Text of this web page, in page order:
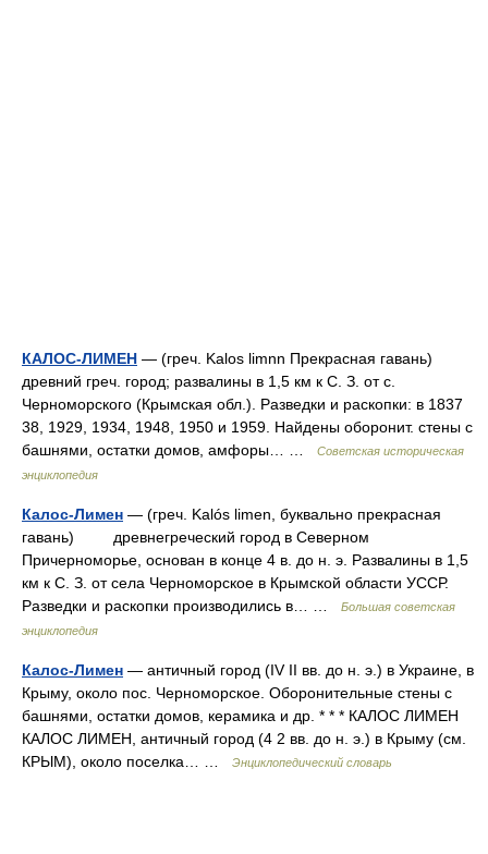
КАЛОС-ЛИМЕН — (греч. Kalos limnn Прекрасная гавань)
древний греч. город; развалины в 1,5 км к С. З. от с.
Черноморского (Крымская обл.). Разведки и раскопки: в 1837
38, 1929, 1934, 1948, 1950 и 1959. Найдены оборонит. стены с
башнями, остатки домов, амфоры… …
Советская историческая
энциклопедия
Калос-Лимен — (греч. Kalós limen, буквально прекрасная
гавань) древнегреческий город в Северном
Причерноморье, основан в конце 4 в. до н. э. Развалины в 1,5
км к С. З. от села Черноморское в Крымской области УССР.
Разведки и раскопки производились в… …
Большая советская
энциклопедия
Калос-Лимен — античный город (IV II вв. до н. э.) в Украине, в
Крыму, около пос. Черноморское. Оборонительные стены с
башнями, остатки домов, керамика и др. * * * КАЛОС ЛИМЕН
КАЛОС ЛИМЕН, античный город (4 2 вв. до н. э.) в Крыму (см.
КРЫМ), около поселка… …
Энциклопедический словарь